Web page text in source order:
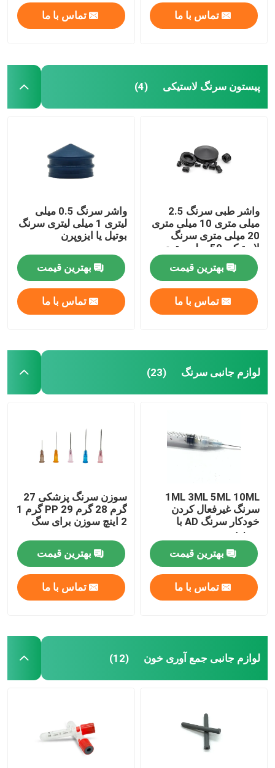
تماس با ما تماس با ما
پیستون سرنگ لاستیکی (4)
واشر طبی سرنگ 2.5
میلی متری 10 میلی متری
20 میلی متری سرنگ
لاستیکی 50 میلی متری
بوتیل
بهترین قیمت
تماس با ما
واشر سرنگ 0.5 میلی
لیتری 1 میلی لیتری سرنگ
بوتیل یا ایزوپرن
بهترین قیمت
تماس با ما
لوازم جانبی سرنگ (23)
1ML 3ML 5ML 10ML
سرنگ غیرفعال کردن
خودکار سرنگ AD با
سوزن
بهترین قیمت
تماس با ما
سوزن سرنگ پزشکی 27
گرم 28 گرم PP 29 گرم 1
2 اینچ سوزن برای سگ
بهترین قیمت
تماس با ما
لوازم جانبی جمع آوری خون (12)